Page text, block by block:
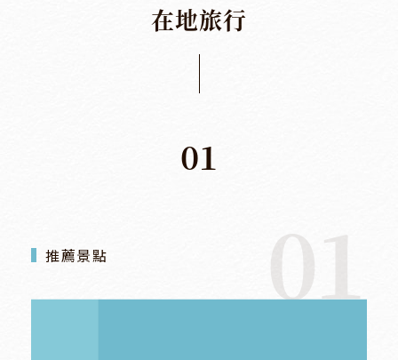
北投老爺酒店
在地旅行
01
推薦景點 01